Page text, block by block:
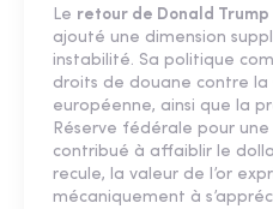
Le retour de Donald
ajouté une dimension
instabilité. Sa politique
droits de douane contre la
européenne, ainsi que la
Réserve fédérale pour
contribué à affaiblir le
recule, la valeur de l’or
mécaniquement à